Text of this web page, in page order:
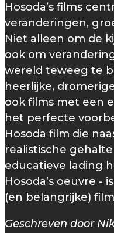
Hosoda’s films
veranderingen,
Niet alleen om de
ook om
wereld teweeg te
heerlijke,
ook films met een
het perfecte
Hosoda film die
realistische
educatieve lading
Hosoda’s oeuvre -
(en belangrijke)
Geschreven door